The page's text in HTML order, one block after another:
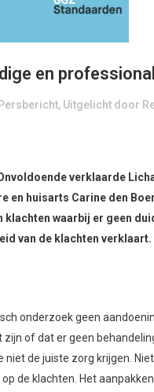
en
Persbericht, Uitgelicht door
verklaarde
en huisarts Carine den
waarbij er geen
van de klachten
onderzoek geen
of dat er geen
de juiste zorg krijgen.
de klachten. Het